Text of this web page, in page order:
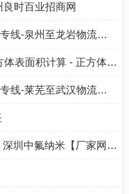
时百业招商网
泉州到龙岩物流专线-泉州到龙岩货运专线-泉州至龙岩物流公司-就发物流网
正方体计算器 - 正方体体积计算 - 正方体表面积计算 - 正方体总棱长计算
莱芜到武汉物流专线-莱芜到武汉货运专线-莱芜至武汉物流公司-就发物流网
国内电子保护涂层源头供应批发厂家- 深圳中氟纳米【厂家网址】